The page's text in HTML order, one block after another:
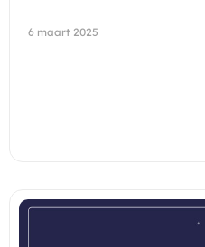
6 maart 2025